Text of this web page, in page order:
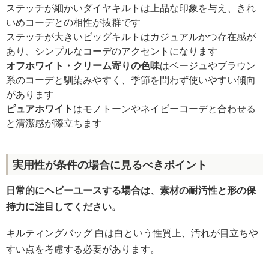
ステッチが細かいダイヤキルトは上品な印象を与え、きれ
いめコーデとの相性が抜群です
ステッチが大きいビッグキルトはカジュアルかつ存在感が
あり、シンプルなコーデのアクセントになります
オフホワイト・クリーム寄りの色味はベージュやブラウン
系のコーデと馴染みやすく、季節を問わず使いやすい傾向
があります
ピュアホワイトはモノトーンやネイビーコーデと合わせる
と清潔感が際立ちます
実用性が条件の場合に見るべきポイント
日常的にヘビーユースする場合は、素材の耐汚性と形の保
持力に注目してください。
キルティングバッグ 白は白という性質上、汚れが目立ちや
すい点を考慮する必要があります。